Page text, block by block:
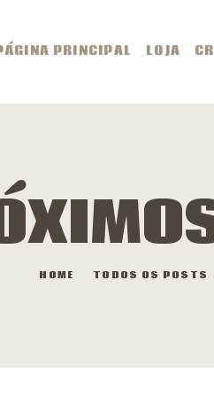
PRINCIPAL LOJA
HOME TODOS OS POSTS